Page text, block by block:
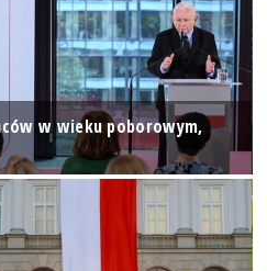
w wieku poborowym,